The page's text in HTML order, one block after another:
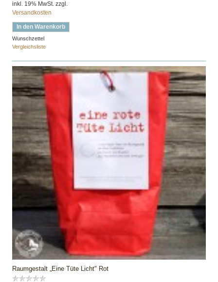
inkl. 19% MwSt. zzgl.
Versandkosten
In den Warenkorb
Wunschzettel
Vergleichsliste
Raumgestalt „Eine Tüte Licht" Rot